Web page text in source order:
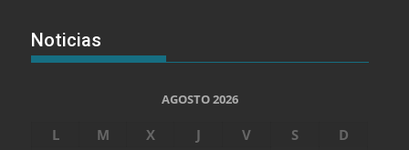
Noticias
AGOSTO 2026
L M X J V S
D